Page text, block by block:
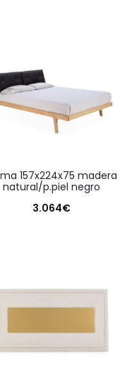
natural/p.piel negro
3.064€